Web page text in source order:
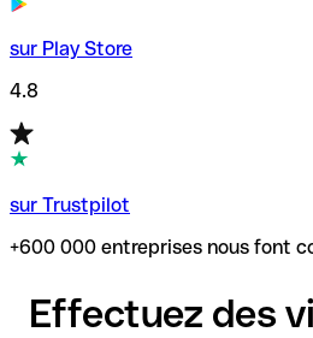
sur Play Store
4.8
sur Trustpilot
+600 000 entreprises nous font
Effectuez des